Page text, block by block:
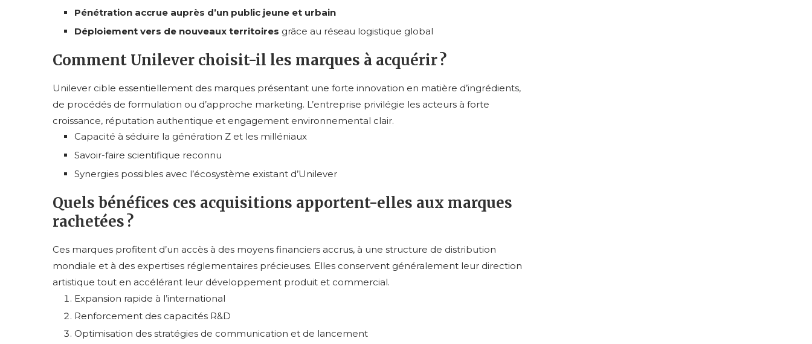
Pénétration accrue auprès d’un public jeune et urbain
Déploiement vers de nouveaux territoires grâce au réseau logistique global
Comment Unilever choisit-il les marques à acquérir ?
Unilever cible essentiellement des marques présentant une forte innovation en matière d’ingrédients,
de procédés de formulation ou d’approche marketing. L’entreprise privilégie les acteurs à forte
croissance, réputation authentique et engagement environnemental clair.
Capacité à séduire la génération Z et les milléniaux
Savoir-faire scientifique reconnu
Synergies possibles avec l’écosystème existant d’Unilever
Quels bénéfices ces acquisitions apportent-elles aux marques
rachetées ?
Ces marques profitent d’un accès à des moyens financiers accrus, à une structure de distribution
mondiale et à des expertises réglementaires précieuses. Elles conservent généralement leur direction
artistique tout en accélérant leur développement produit et commercial.
Expansion rapide à l’international
Renforcement des capacités R&D
Optimisation des stratégies de communication et de lancement